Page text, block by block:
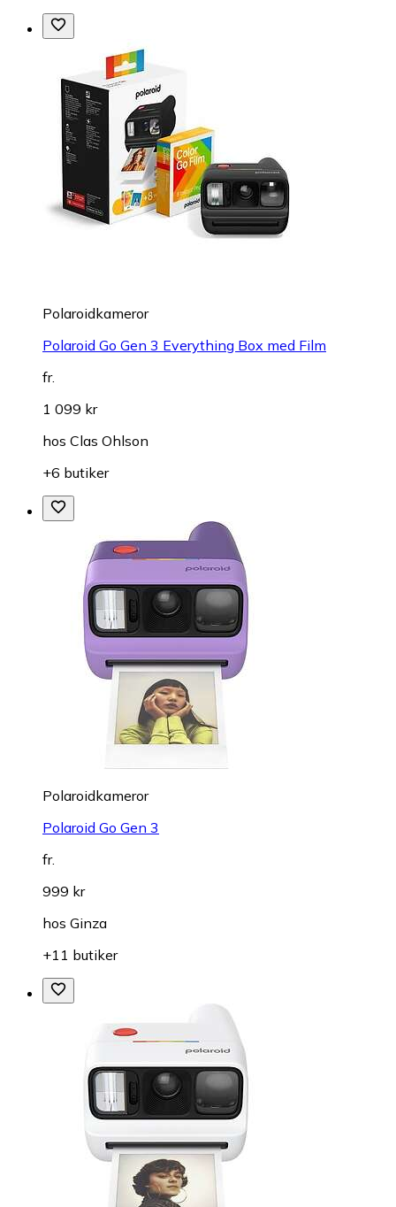
Polaroidkameror
Polaroid Go Gen 3 Everything Box med Film
fr.
1 099 kr
hos Clas Ohlson
+6 butiker
Polaroidkameror
Polaroid Go Gen 3
fr.
999 kr
hos Ginza
+11 butiker